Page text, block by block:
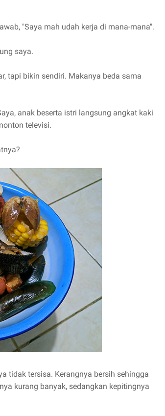
"Saya mah udah kerja di mana-mana".
saya.
tapi bikin sendiri. Makanya beda sama
anak beserta istri langsung angkat kaki
televisi.
tidak tersisa. Kerangnya bersih sehingga
kurang banyak, sedangkan kepitingnya